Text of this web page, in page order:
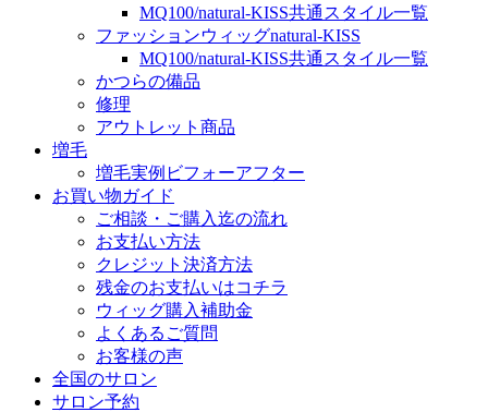
MQ100/natural-KISS共通スタイル一覧
ファッションウィッグnatural-KISS
MQ100/natural-KISS共通スタイル一覧
かつらの備品
修理
アウトレット商品
増毛
増毛実例ビフォーアフター
お買い物ガイド
ご相談・ご購入迄の流れ
お支払い方法
クレジット決済方法
残金のお支払いはコチラ
ウィッグ購入補助金
よくあるご質問
お客様の声
全国のサロン
サロン予約